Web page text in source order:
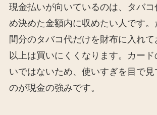
現金払いが向いているのは、タバコ
め決めた金額内に収めたい人です。
間分のタバコ代だけを財布に入れ
以上は買いにくくなります。カー
いではないため、使いすぎを目で
のが現金の強みです。